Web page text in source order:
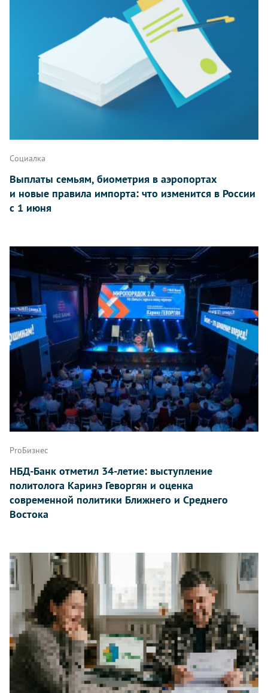
Социалка
Выплаты семьям, биометрия в аэропортах
и новые правила импорта: что изменится в России
с 1 июня
ProБизнес
НБД-Банк отметил 34-летие: выступление
политолога Каринэ Геворгян и оценка
современной политики Ближнего и Среднего
Востока